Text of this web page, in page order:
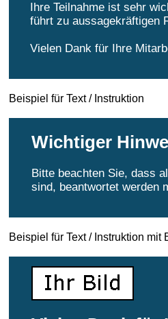
Ihre Teilnahme ist sehr
führt zu aussagekräftigen
Vielen Dank für Ihre
Beispiel für Text / Instruktion
Wichtiger
Bitte beachten Sie, dass
sind, beantwortet werden
Beispiel für Text / Instruktion